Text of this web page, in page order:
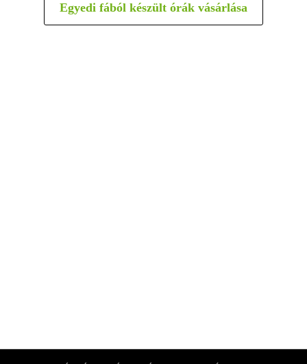
Egyedi fából készült órák vásárlása